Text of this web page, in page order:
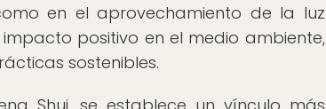
en el aprovechamiento de la luz
positivo en el medio ambiente,
sostenibles.